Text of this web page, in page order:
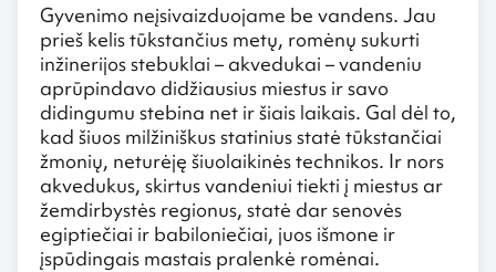
Gyvenimo neįsivaizduojame be vandens. Jau
prieš kelis tūkstančius metų, romėnų sukurti
inžinerijos stebuklai – akvedukai – vandeniu
aprūpindavo didžiausius miestus ir savo
didingumu stebina net ir šiais laikais. Gal dėl to,
kad šiuos milžiniškus statinius statė tūkstančiai
žmonių, neturėję šiuolaikinės technikos. Ir nors
akvedukus, skirtus vandeniui tiekti į miestus ar
žemdirbystės regionus, statė dar senovės
egiptiečiai ir babiloniečiai, juos išmone ir
įspūdingais mastais pralenkė romėnai.